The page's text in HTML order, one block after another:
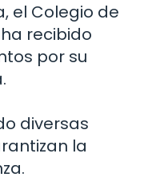
el Colegio de
ha recibido
por su
diversas
la